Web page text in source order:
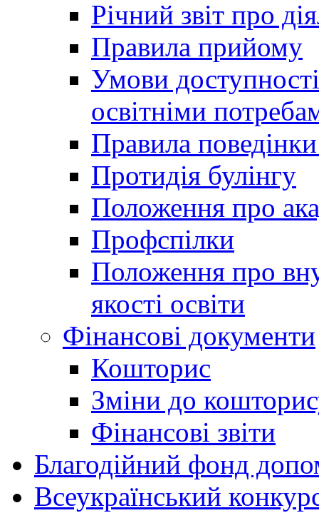
Річний звіт про
Правила прийому
Умови
освітніми
Правила поведінки
Протидія булінгу
Положення про
Профспілки
Положення про
якості освіти
Фінансові документи
Кошторис
Зміни до
Фінансові звіти
Благодійний фонд
Всеукраїнський